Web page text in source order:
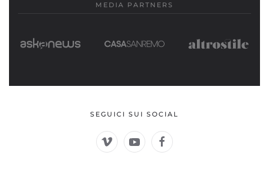
MEDIA PARTNERS
SEGUICI SUI SOCIAL